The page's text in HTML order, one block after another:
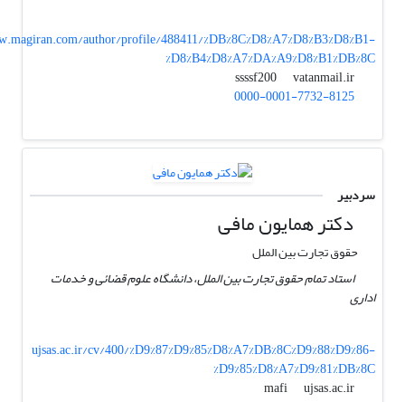
author/profile/488411/%DB%8C%D8%A7%D8%B3%D8%B1-
%D8%B4%D8%A7%DA%A9%D8%B1%DB%8C
ssssf200
vatanmail.ir
0000-0001-7732-8125
سردبیر
دکتر همایون مافی
حقوق تجارت بین الملل
استاد تمام حقوق تجارت بین الملل، دانشگاه علوم قضائی و خدمات
اداری
ujsas.ac.ir/cv/400/%D9%87%D9%85%D8%A7%DB%8C%D9%88%D9%86-
%D9%85%D8%A7%D9%81%DB%8C
mafi
ujsas.ac.ir